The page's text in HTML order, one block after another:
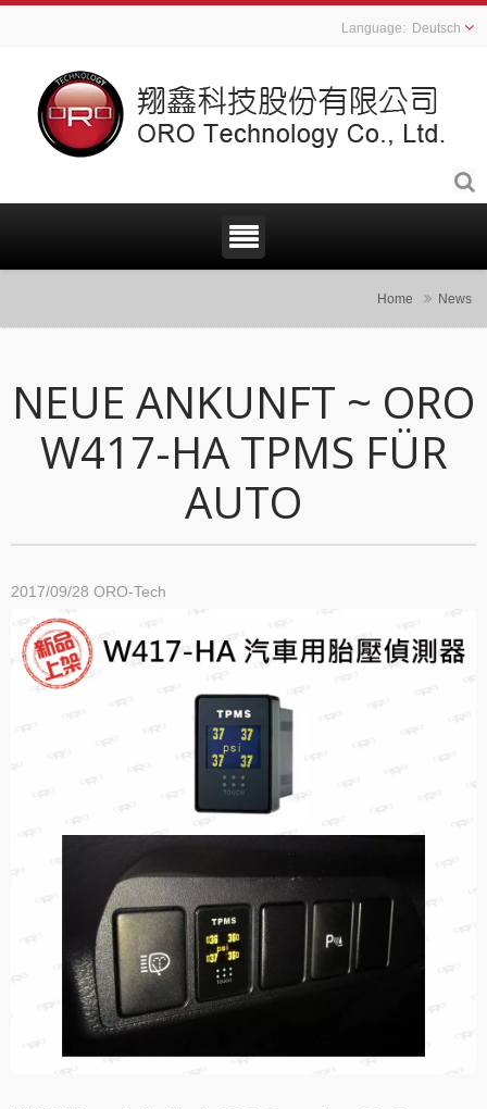
Deutsch
Home News
NEUE ANKUNFT ~ ORO
W417-HA TPMS FÜR
AUTO
2017/09/28 ORO-Tech